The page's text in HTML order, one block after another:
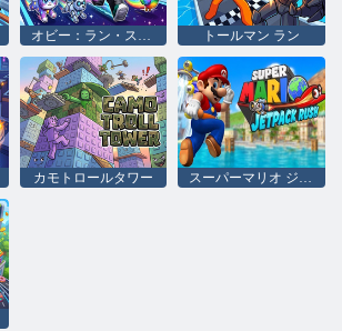
オビー：ラン・スター |スピードとペット トールマン ラン
カモトロールタワー スーパーマリオ ジェットパック ラッシュ